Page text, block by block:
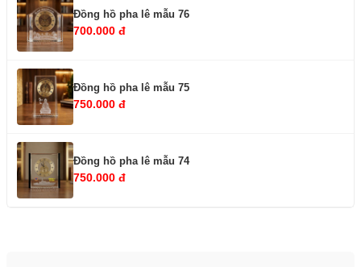
Đồng hồ pha lê mẫu 76
700.000 đ
Đồng hồ pha lê mẫu 75
750.000 đ
Đồng hồ pha lê mẫu 74
750.000 đ